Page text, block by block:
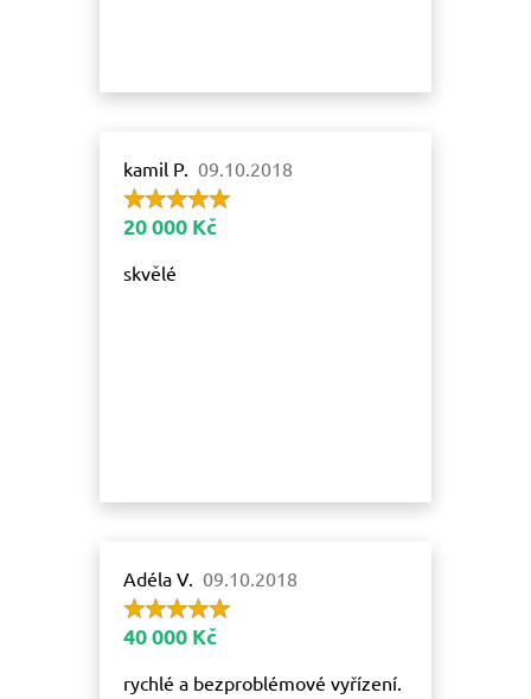
kamil P. 09.10.2018
20 000 Kč
skvělé
Adéla V. 09.10.2018
40 000 Kč
rychlé a bezproblémové vyřízení.